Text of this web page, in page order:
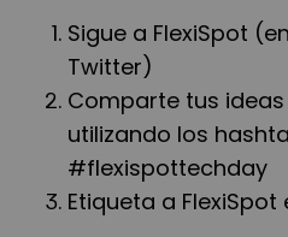
Sigue a FlexiSpot
Twitter)
Comparte tus
utilizando los
#flexispottechday
Etiqueta a